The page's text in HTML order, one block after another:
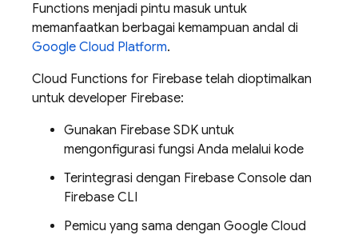
Functions menjadi pintu masuk untuk
memanfaatkan berbagai kemampuan andal di
Google Cloud Platform.
Cloud Functions for Firebase telah dioptimalkan
untuk developer Firebase:
Gunakan Firebase SDK untuk
mengonfigurasi fungsi Anda melalui kode
Terintegrasi dengan Firebase Console dan
Firebase CLI
Pemicu yang sama dengan Google Cloud